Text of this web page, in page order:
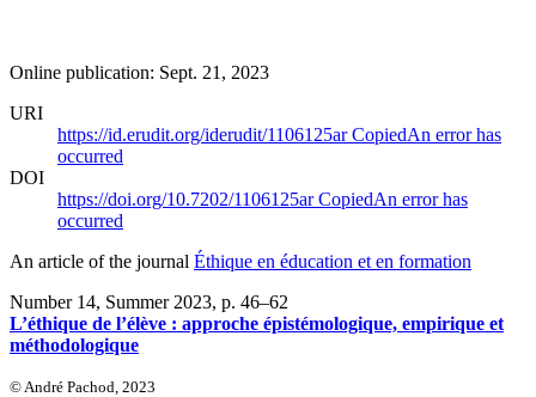
Online publication: Sept. 21, 2023
URI
https://id.erudit.org/iderudit/1106125arCopiedAn error has
occurred
DOI
https://doi.org/10.7202/1106125arCopiedAn error has
occurred
An article of the journal Éthique en éducation et en formation
Number 14, Summer 2023, p. 46–62
L’éthique de l’élève : approche épistémologique, empirique et
méthodologique
© André Pachod, 2023